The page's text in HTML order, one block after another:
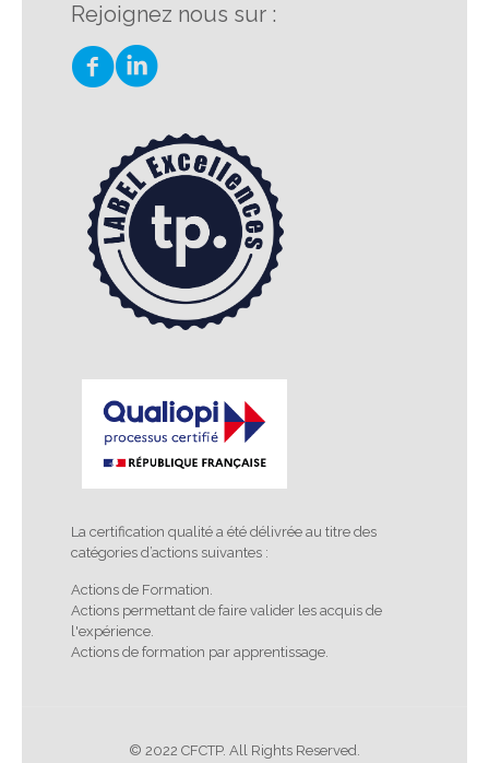
Rejoignez nous sur :
La certification qualité a été délivrée au titre des
catégories d’actions suivantes :
Actions de Formation.
Actions permettant de faire valider les acquis de
l'expérience.
Actions de formation par apprentissage.
© 2022 CFCTP. All Rights Reserved.